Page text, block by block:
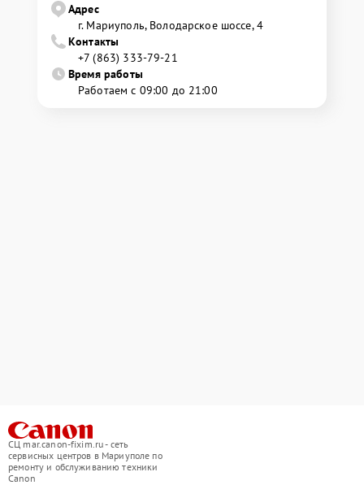
Адрес
г. Мариуполь, Володарское шоссе, 4
Контакты
+7 (863) 333-79-21
Время работы
Работаем с 09:00 до 21:00
СЦ mar.canon-fixim.ru - сеть
сервисных центров в Мариуполе по
ремонту и обслуживанию техники
Canon